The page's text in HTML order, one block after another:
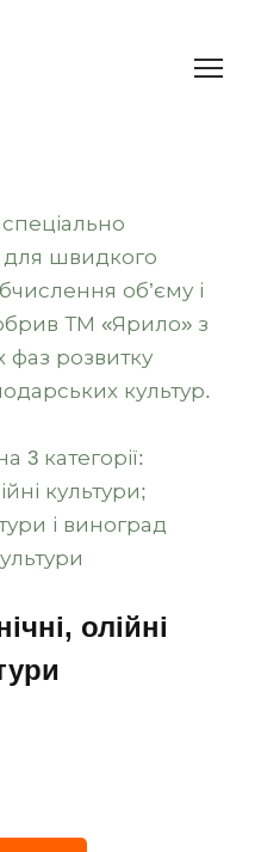
для швидкого
об’єму і
ТМ «Ярило» з
фаз розвитку
культур.
3 категорії:
культури;
і виноград
олійні